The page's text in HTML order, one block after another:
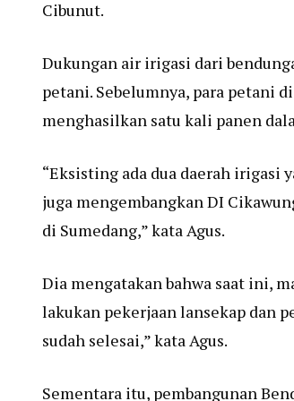
Cibunut.
Dukungan air irigasi dari
petani. Sebelumnya, para petani
menghasilkan satu kali panen
“Eksisting ada dua daerah irigasi
juga mengembangkan DI
di Sumedang,” kata Agus.
Dia mengatakan bahwa saat ini,
lakukan pekerjaan lansekap dan
sudah selesai,” kata Agus.
Sementara itu, pembangunan